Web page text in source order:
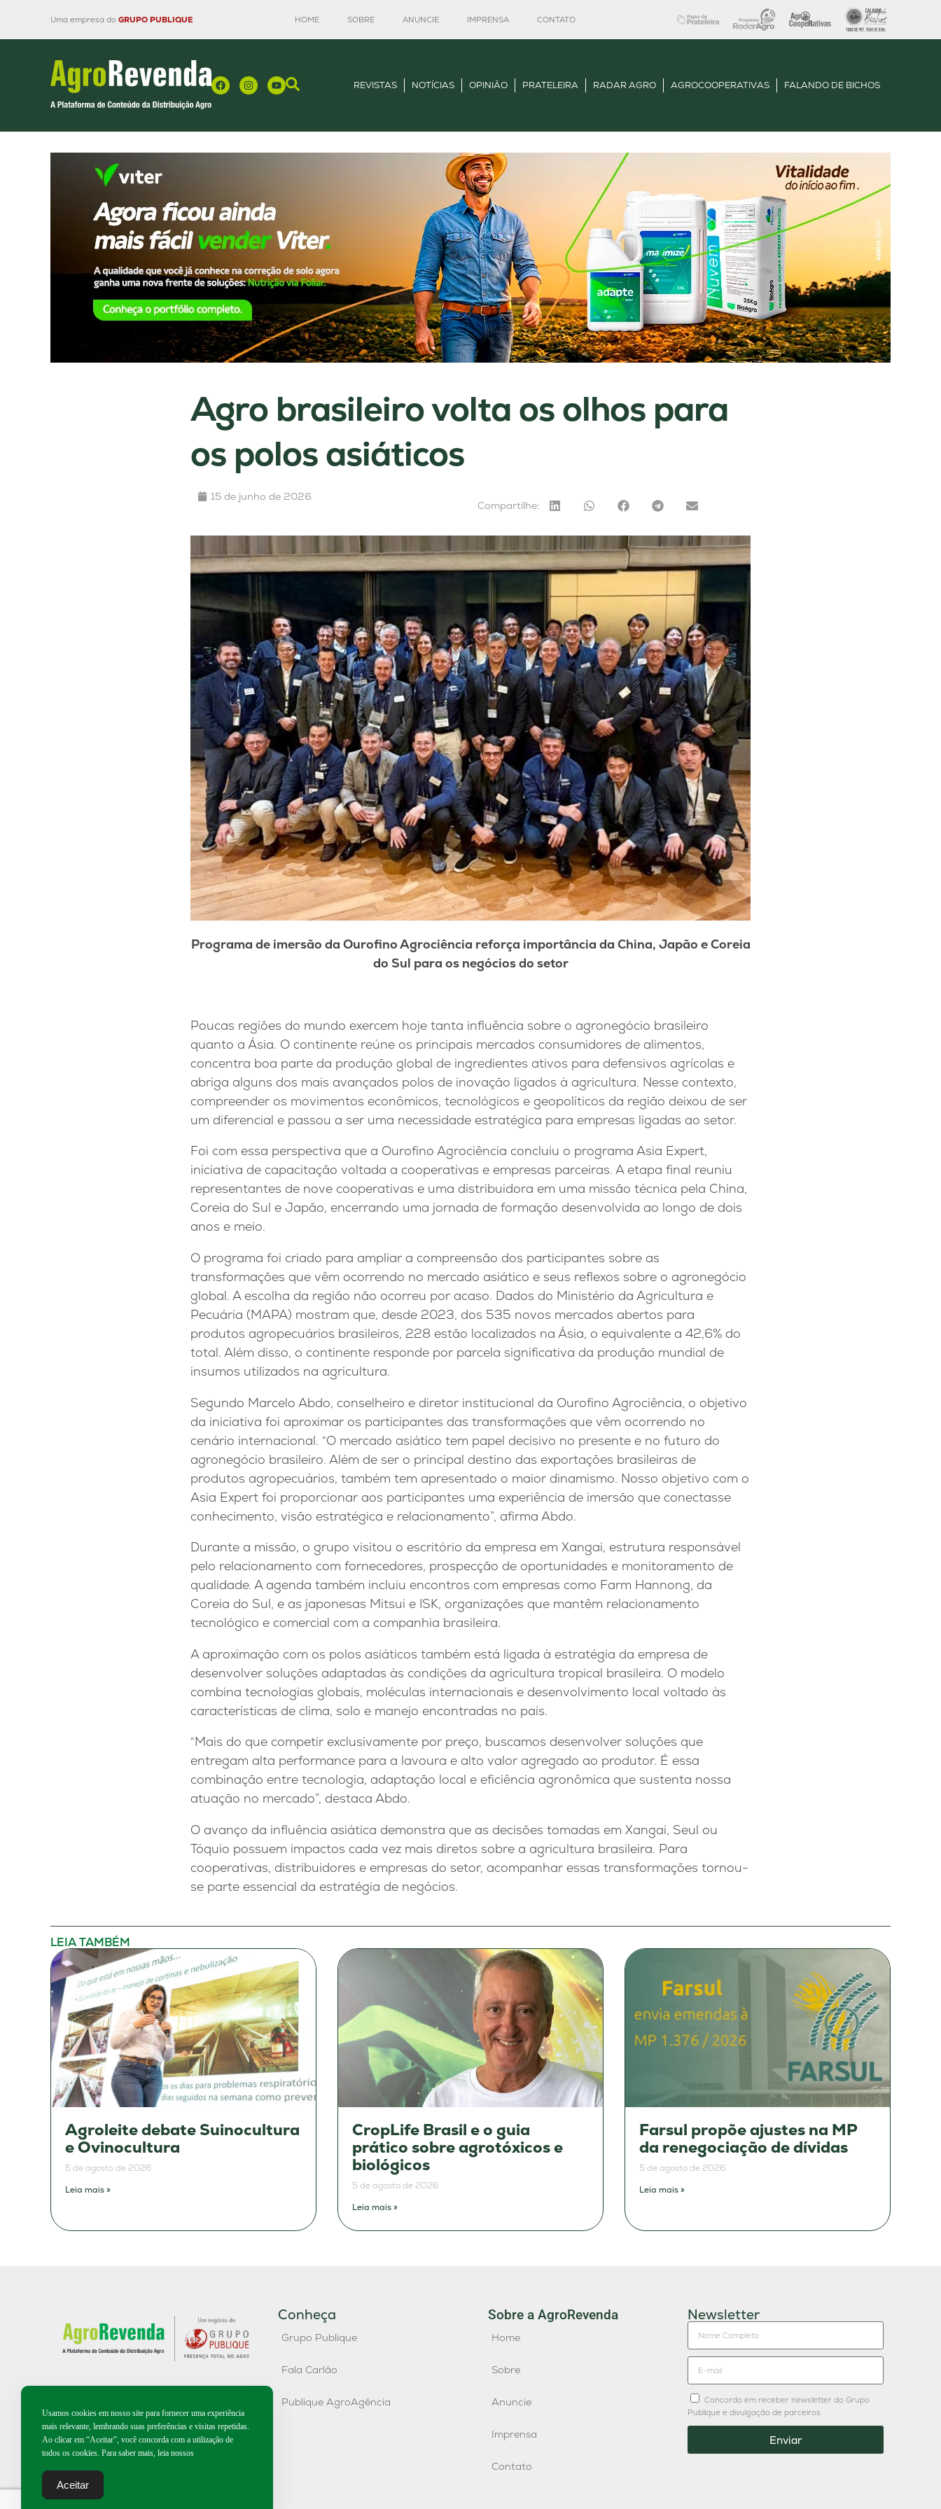
Uma empresa do GRUPO PUBLIQUE HOME SOBRE ANUNCIE IMPRENSA CONTATO
REVISTAS NOTÍCIAS OPINIÃO PRATELEIRA RADAR AGRO AGROCOOPERATIVAS FALANDO DE BICHOS
Agro brasileiro volta os olhos para
os polos asiáticos
15 de junho de 2026
Compartilhe:
Programa de imersão da Ourofino Agrociência reforça importância da China, Japão e Coreia
do Sul para os negócios do setor
Poucas regiões do mundo exercem hoje tanta influência sobre o agronegócio brasileiro
quanto a Ásia. O continente reúne os principais mercados consumidores de alimentos,
concentra boa parte da produção global de ingredientes ativos para defensivos agrícolas e
abriga alguns dos mais avançados polos de inovação ligados à agricultura. Nesse contexto,
compreender os movimentos econômicos, tecnológicos e geopolíticos da região deixou de ser
um diferencial e passou a ser uma necessidade estratégica para empresas ligadas ao setor.
Foi com essa perspectiva que a Ourofino Agrociência concluiu o programa Asia Expert,
iniciativa de capacitação voltada a cooperativas e empresas parceiras. A etapa final reuniu
representantes de nove cooperativas e uma distribuidora em uma missão técnica pela China,
Coreia do Sul e Japão, encerrando uma jornada de formação desenvolvida ao longo de dois
anos e meio.
O programa foi criado para ampliar a compreensão dos participantes sobre as
transformações que vêm ocorrendo no mercado asiático e seus reflexos sobre o agronegócio
global. A escolha da região não ocorreu por acaso. Dados do Ministério da Agricultura e
Pecuária (MAPA) mostram que, desde 2023, dos 535 novos mercados abertos para
produtos agropecuários brasileiros, 228 estão localizados na Ásia, o equivalente a 42,6% do
total. Além disso, o continente responde por parcela significativa da produção mundial de
insumos utilizados na agricultura.
Segundo Marcelo Abdo, conselheiro e diretor institucional da Ourofino Agrociência, o objetivo
da iniciativa foi aproximar os participantes das transformações que vêm ocorrendo no
cenário internacional. “O mercado asiático tem papel decisivo no presente e no futuro do
agronegócio brasileiro. Além de ser o principal destino das exportações brasileiras de
produtos agropecuários, também tem apresentado o maior dinamismo. Nosso objetivo com o
Asia Expert foi proporcionar aos participantes uma experiência de imersão que conectasse
conhecimento, visão estratégica e relacionamento”, afirma Abdo.
Durante a missão, o grupo visitou o escritório da empresa em Xangai, estrutura responsável
pelo relacionamento com fornecedores, prospecção de oportunidades e monitoramento de
qualidade. A agenda também incluiu encontros com empresas como Farm Hannong, da
Coreia do Sul, e as japonesas Mitsui e ISK, organizações que mantêm relacionamento
tecnológico e comercial com a companhia brasileira.
A aproximação com os polos asiáticos também está ligada à estratégia da empresa de
desenvolver soluções adaptadas às condições da agricultura tropical brasileira. O modelo
combina tecnologias globais, moléculas internacionais e desenvolvimento local voltado às
características de clima, solo e manejo encontradas no país.
“Mais do que competir exclusivamente por preço, buscamos desenvolver soluções que
entregam alta performance para a lavoura e alto valor agregado ao produtor. É essa
combinação entre tecnologia, adaptação local e eficiência agronômica que sustenta nossa
atuação no mercado”, destaca Abdo.
O avanço da influência asiática demonstra que as decisões tomadas em Xangai, Seul ou
Tóquio possuem impactos cada vez mais diretos sobre a agricultura brasileira. Para
cooperativas, distribuidores e empresas do setor, acompanhar essas transformações tornou-
se parte essencial da estratégia de negócios.
LEIA TAMBÉM
Agroleite debate Suinocultura
e Ovinocultura
5 de agosto de 2026
Leia mais »
CropLife Brasil e o guia
prático sobre agrotóxicos e
biológicos
5 de agosto de 2026
Leia mais »
Farsul propõe ajustes na MP
da renegociação de dívidas
5 de agosto de 2026
Leia mais »
Conheça
Grupo Publique
Fala Carlão
Publique AgroAgência
Sobre a AgroRevenda
Home
Sobre
Anuncie
Imprensa
Contato
Newsletter
Concordo em receber newsletter do Grupo
Publique e divulgação de parceiros.
Enviar
Usamos cookies em nosso site para fornecer uma experiência
mais relevante, lembrando suas preferências e visitas repetidas.
Ao clicar em “Aceitar”, você concorda com a utilização de
todos os cookies. Para saber mais, leia nossos
Aceitar